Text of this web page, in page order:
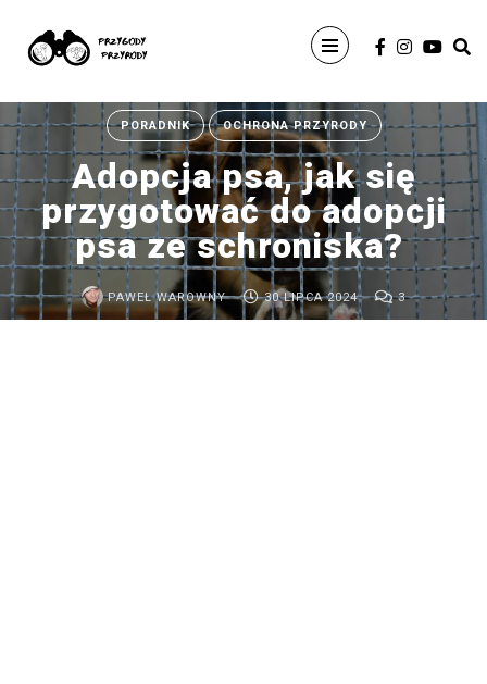
PORADNIK OCHRONA PRZYRODY
Adopcja psa, jak się
przygotować do adopcji
psa ze schroniska?
PAWEŁ WAROWNY 30 LIPCA 2024 3
Wyszukaj
ARCHIWUM